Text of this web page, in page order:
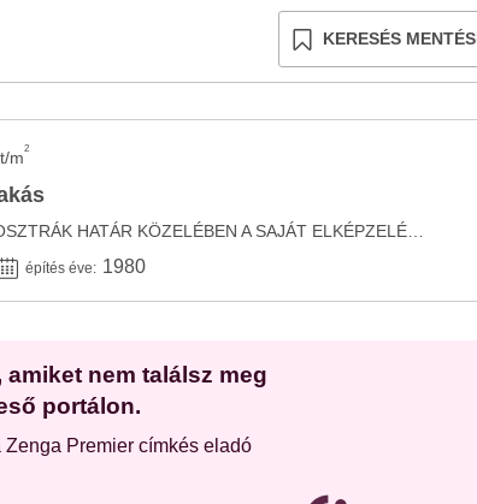
KERESÉS
m2
építés éve: 1980
nem találsz meg
portálon.
Zenga Premier címkés eladó